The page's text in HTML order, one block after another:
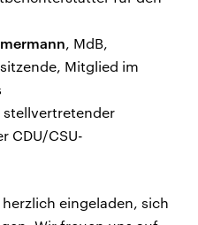
, MdB,
Mitglied im
stellvertretender
CDU/CSU-
eingeladen, sich